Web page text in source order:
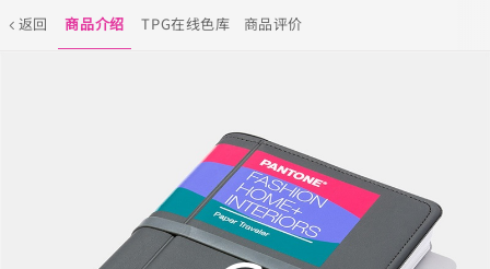
返回 商品介绍 TPG在线色库 商品评价